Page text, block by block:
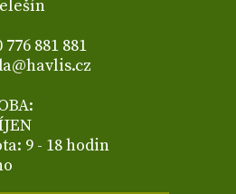
881 881
9 - 18 hodin